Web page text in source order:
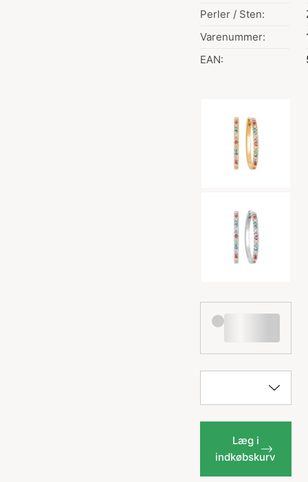
Perler / Sten:
Varenummer:
EAN:
Læg i
indkøbskurv